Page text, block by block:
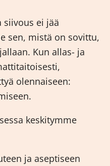
siivous ei jää
sen, mistä on sovittu,
Kun allas- ja
olennaiseen:
keskitymme
ja aseptiseen